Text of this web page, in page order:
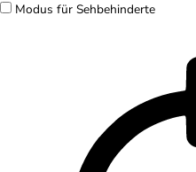
Modus für Sehbehinderte